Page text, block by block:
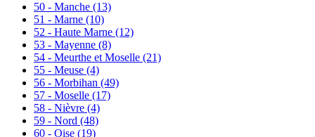
50 - Manche (13)
51 - Marne (10)
52 - Haute Marne (12)
53 - Mayenne (8)
54 - Meurthe et Moselle (21)
55 - Meuse (4)
56 - Morbihan (49)
57 - Moselle (17)
58 - Nièvre (4)
59 - Nord (48)
60 - Oise (19)